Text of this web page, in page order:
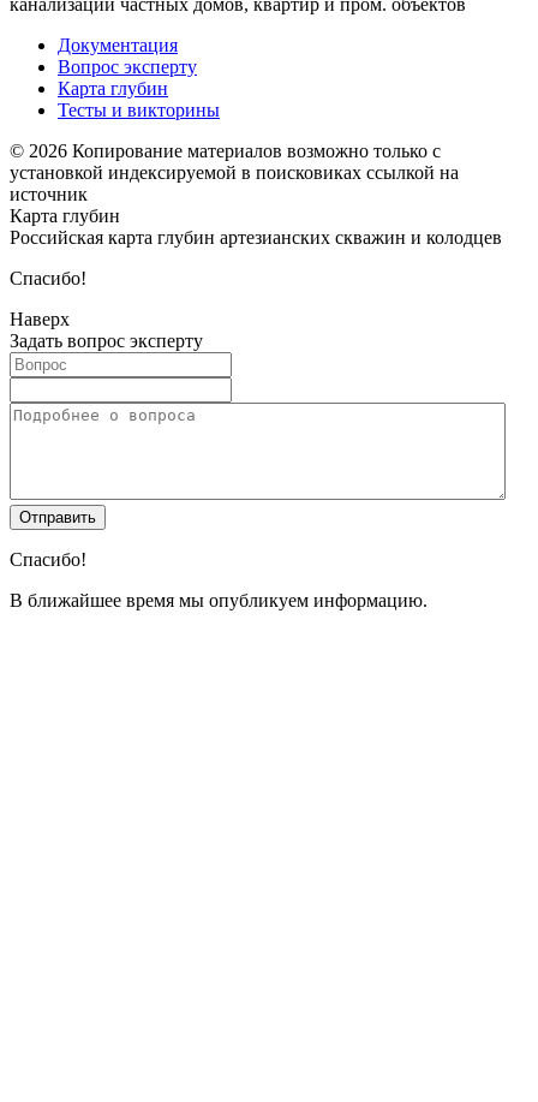
канализации частных домов, квартир и пром. объектов
Документация
Вопрос эксперту
Карта глубин
Тесты и викторины
© 2026 Копирование материалов возможно только с
установкой индексируемой в поисковиках ссылкой на
источник
Карта глубин
Российская карта глубин артезианских скважин и колодцев
Спасибо!
Наверх
Задать вопрос эксперту
Спасибо!
В ближайшее время мы опубликуем информацию.